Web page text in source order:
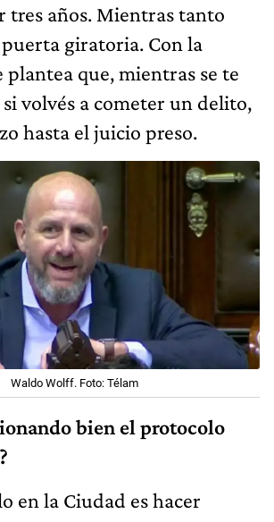
tres años. Mientras tanto
giratoria. Con la
plantea que, mientras se te
volvés a cometer un delito,
hasta el juicio preso.
Waldo Wolff. Foto: Télam
bien el protocolo
en la Ciudad es hacer